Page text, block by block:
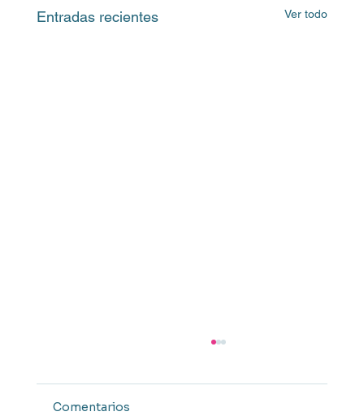
Entradas recientes Ver todo
Comentarios